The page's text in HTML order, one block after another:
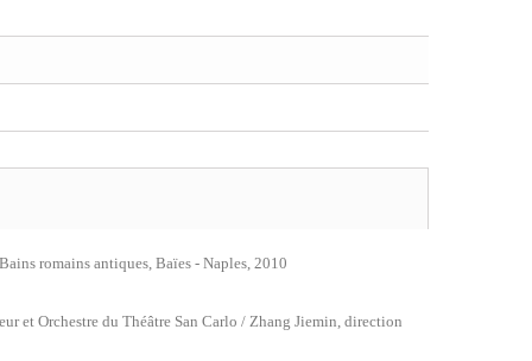
romains antiques, Baïes - Naples, 2010
et Orchestre du Théâtre San Carlo / Zhang Jiemin, direction